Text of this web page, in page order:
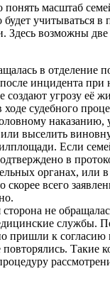
масштаб
учитываться в
Здесь возможны
в отделение
инцидента при
создают угрозу её
ходе судебного
наказанию,
выселить
Если
в
органах, или
скорее всего
не
службы.
пришли к
Такие